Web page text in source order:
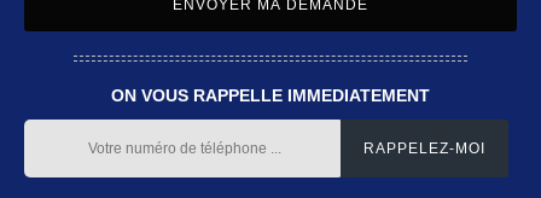
ON VOUS RAPPELLE IMMEDIATEMENT